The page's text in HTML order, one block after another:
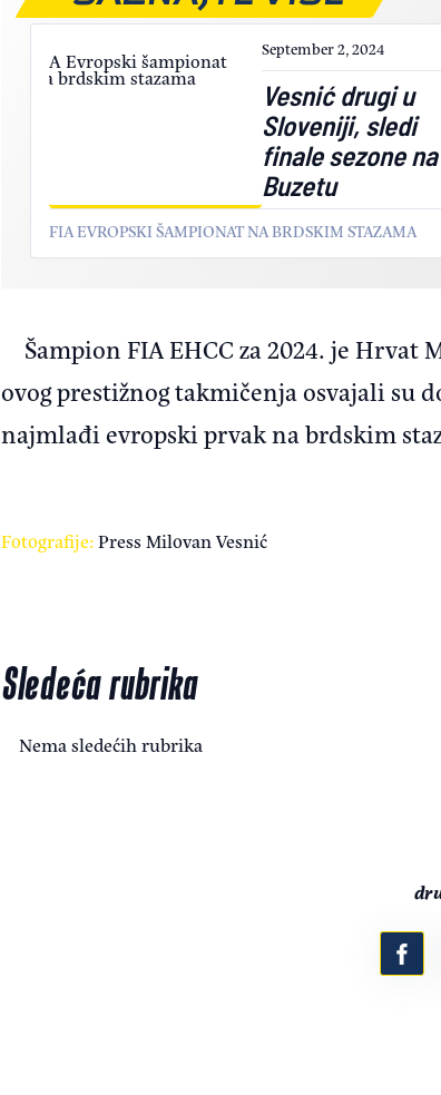
September 2, 2024
Vesnić drugi u
Sloveniji, sledi
finale sezone na
Buzetu
FIA EVROPSKI ŠAMPIONAT NA BRDSKIM STAZAMA
Šampion FIA EHCC za 2024. je Hrvat
ovog prestižnog takmičenja osvajali su
najmlađi evropski prvak na brdskim
Fotografije:Press Milovan Vesnić
Sledeća rubrika
Nema sledećih rubrika